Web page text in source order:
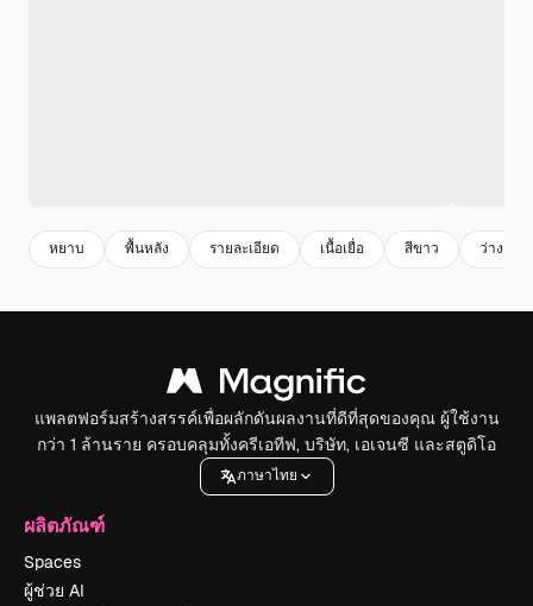
หยาบ พื้นหลัง รายละเอียด เนื้อเยื่อ สีขาว ว่างเปล่า
แพลตฟอร์มสร้างสรรค์เพื่อผลักดันผลงานที่ดีที่สุดของคุณ ผู้ใช้งาน
กว่า 1 ล้านราย ครอบคลุมทั้งครีเอทีฟ, บริษัท, เอเจนซี และสตูดิโอ
ภาษาไทย
ผลิตภัณฑ์
Spaces
ผู้ช่วย AI